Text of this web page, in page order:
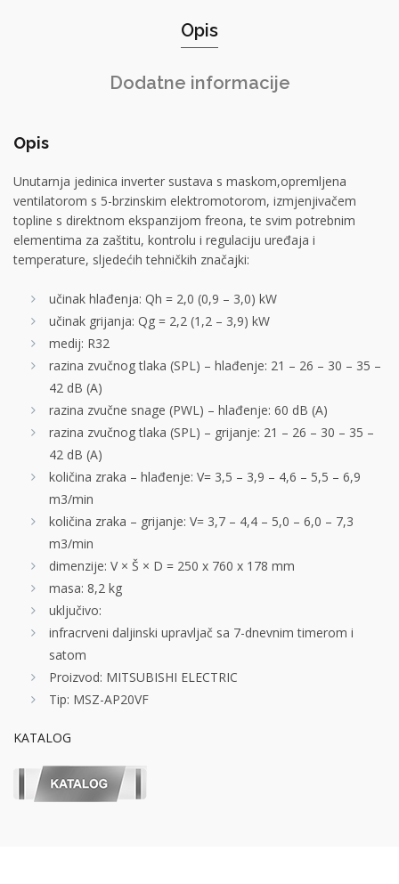
Opis
Dodatne informacije
Opis
Unutarnja jedinica inverter sustava s maskom,opremljena
ventilatorom s 5-brzinskim elektromotorom, izmjenjivačem
topline s direktnom ekspanzijom freona, te svim potrebnim
elementima za zaštitu, kontrolu i regulaciju uređaja i
temperature, sljedećih tehničkih značajki:
učinak hlađenja: Qh = 2,0 (0,9 – 3,0) kW
učinak grijanja: Qg = 2,2 (1,2 – 3,9) kW
medij: R32
razina zvučnog tlaka (SPL) – hlađenje: 21 – 26 – 30 – 35 –
42 dB (A)
razina zvučne snage (PWL) – hlađenje: 60 dB (A)
razina zvučnog tlaka (SPL) – grijanje: 21 – 26 – 30 – 35 –
42 dB (A)
količina zraka – hlađenje: V= 3,5 – 3,9 – 4,6 – 5,5 – 6,9
m3/min
količina zraka – grijanje: V= 3,7 – 4,4 – 5,0 – 6,0 – 7,3
m3/min
dimenzije: V × Š × D = 250 x 760 x 178 mm
masa: 8,2 kg
uključivo:
infracrveni daljinski upravljač sa 7-dnevnim timerom i
satom
Proizvod: MITSUBISHI ELECTRIC
Tip: MSZ-AP20VF
KATALOG